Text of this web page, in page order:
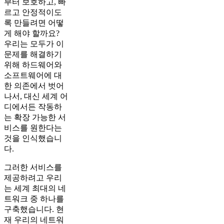
르고 안정적이도
록 만들려면 어떻
게 해야 할까요?
우리는 모두가 이
문제를 해결하기
위해 하드웨어와
소프트웨어에 대
한 의존에서 벗어
나서, 대신 세계 어
디에서든 작동하
는 확장 가능한 서
비스를 원한다는
것을 인식했습니
다.
그러한 서비스를
제공하려고 우리
는 세계 최대의 네
트워크 중 하나를
구축했습니다. 현
재 우리의 네트워